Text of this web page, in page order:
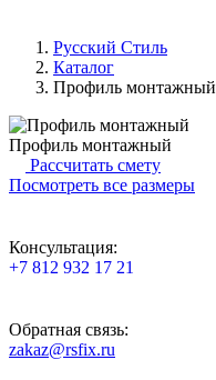
Русский Стиль
Каталог
Профиль монтажный
Профиль монтажный
Рассчитать смету
Посмотреть все размеры
Консультация:
+7 812 932 17 21
Обратная связь:
zakaz@rsfix.ru